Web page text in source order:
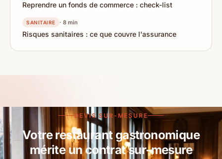
Reprendre un fonds de commerce : check-list
SANITAIRE · 8 min
Risques sanitaires : ce que couvre l'assurance
DEVIS SUR-MESURE
Votre restaurant gastronomique
mérite un contrat sur-mesure